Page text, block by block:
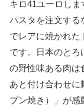
キロ41ユーロし
パスタを注文する
でレアに焼かれ
です。日本のとろ
の野性味ある肉は
あと付け合わせに
ブン焼き）」が感